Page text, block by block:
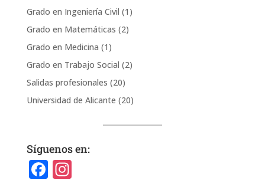
Grado en Ingeniería Civil (1)
Grado en Matemáticas (2)
Grado en Medicina (1)
Grado en Trabajo Social (2)
Salidas profesionales (20)
Universidad de Alicante (20)
Síguenos en:
F In